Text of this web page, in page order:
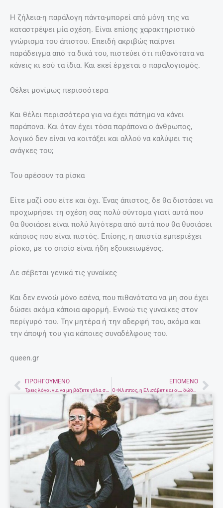
Η ζήλεια-η παράλογη πάντα-μπορεί από μόνη της να
καταστρέψει μία σχέση. Είναι επίσης χαρακτηριστικό
γνώρισμα του άπιστου. Επειδή ακριβώς παίρνει
παράδειγμα από τα δικά του, πιστεύει ότι πιθανότατα να
κάνεις κι εσύ τα ίδια. Και εκεί έρχεται ο παραλογισμός.
Θέλει μονίμως περισσότερα
Και θέλει περισσότερα για να έχει πάτημα να κάνει
παράπονα. Και όταν έχει τόσα παράπονα ο άνθρωπος,
λογικό δεν είναι να κοιτάξει και αλλού να καλύψει τις
ανάγκες του;
Του αρέσουν τα ρίσκα
Είτε μαζί σου είτε και όχι. Ένας άπιστος, δε θα διστάσει να
προχωρήσει τη σχέση σας πολύ σύντομα γιατί αυτά που
θα θυσιάσει είναι πολύ λιγότερα από αυτά που θα θυσιάσει
κάποιος που είναι πιστός. Επίσης, η απιστία εμπεριέχει
ρίσκο, με το οποίο είναι ήδη εξοικειωμένος.
Δε σέβεται γενικά τις γυναίκες
Και δεν εννοώ μόνο εσένα, που πιθανότατα να μη σου έχει
δώσει ακόμα κάποια αφορμή. Εννοώ τις γυναίκες στον
περίγυρό του. Την μητέρα ή την αδερφή του, ακόμα και
την άποψή του για κάποιες συναδέλφους του.
queen.gr
Prev
ΠΡΟΗΓΟΎΜΕΝΟ ΕΠΌΜΕΝΟ
Ο Φίλιππος, η Ελισάβετ και οι… δώδεκα σχέσεις μέσα σε επτά δεκαετίες γάμου